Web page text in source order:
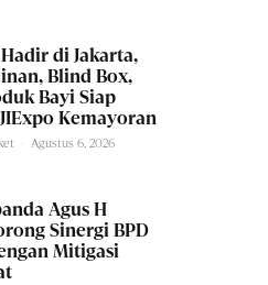
di Jakarta,
Blind Box,
Bayi Siap
Kemayoran
Agustus 6, 2026
Agus H
Sinergi BPD
Mitigasi